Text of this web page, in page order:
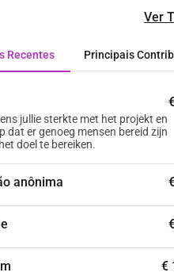
Ver
Recentes Principais
jullie sterkte met het projekt en
dat er genoeg mensen bereid zijn
doel te bereiken.
anônima
€